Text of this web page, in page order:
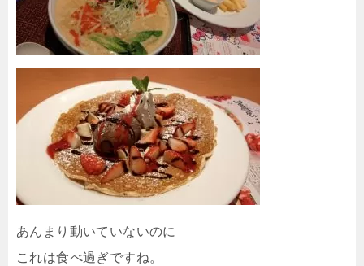
あんまり動いていないのに
これは食べ過ぎですね。